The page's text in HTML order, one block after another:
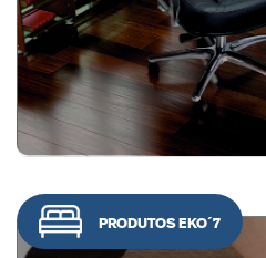
PRODUTOS EKO´7